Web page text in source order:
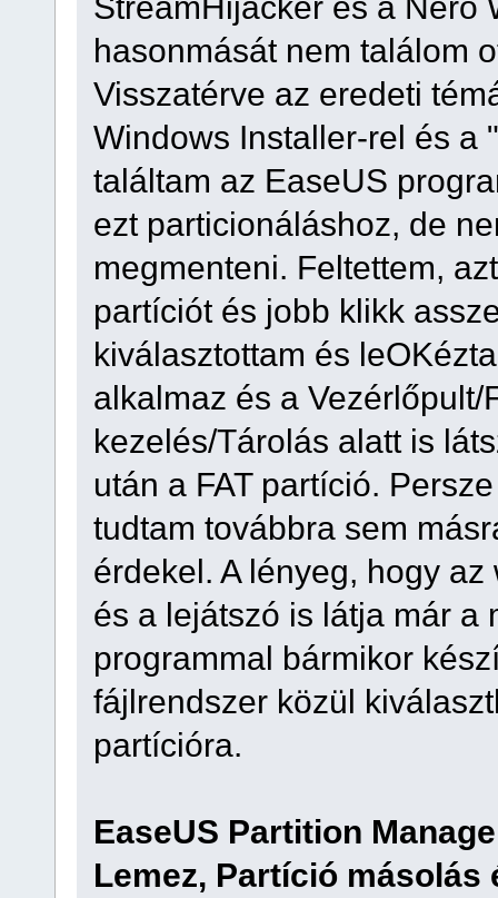
hasonmását nem találom
Visszatérve az eredeti
Windows Installer-rel és a
találtam az EaseUS
ezt particionáláshoz, de
megmenteni. Feltettem,
partíciót és jobb klikk
kiválasztottam és
alkalmaz és a
kezelés/Tárolás alatt is
után a FAT partíció.
tudtam továbbra sem
érdekel. A lényeg, hogy
és a lejátszó is látja már a
programmal bármikor
fájlrendszer közül
partícióra.
EaseUS Partition
Lemez, Partíció